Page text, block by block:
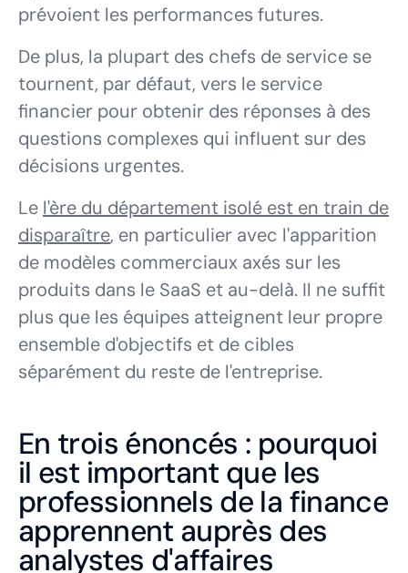
prévoient les performances futures.
De plus, la plupart des chefs de service se
tournent, par défaut, vers le service
financier pour obtenir des réponses à des
questions complexes qui influent sur des
décisions urgentes.
Le l'ère du département isolé est en train de
disparaître, en particulier avec l'apparition
de modèles commerciaux axés sur les
produits dans le SaaS et au-delà. Il ne suffit
plus que les équipes atteignent leur propre
ensemble d'objectifs et de cibles
séparément du reste de l'entreprise.
En trois énoncés : pourquoi
il est important que les
professionnels de la finance
apprennent auprès des
analystes d'affaires